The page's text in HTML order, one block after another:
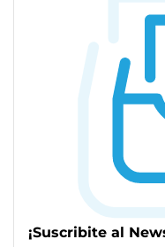
¡Suscribite al